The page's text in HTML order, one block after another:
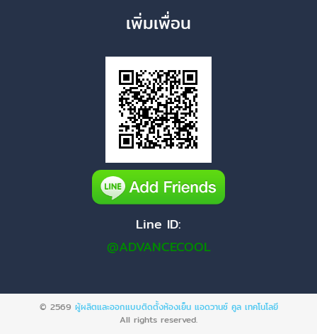
เพิ่มเพื่อน
Line ID:
@ADVANCECOOL
© 2569 ผู้ผลิตและออกแบบติดตั้งห้องเย็น แอดวานซ์ คูล เทคโนโลยี
All rights reserved.